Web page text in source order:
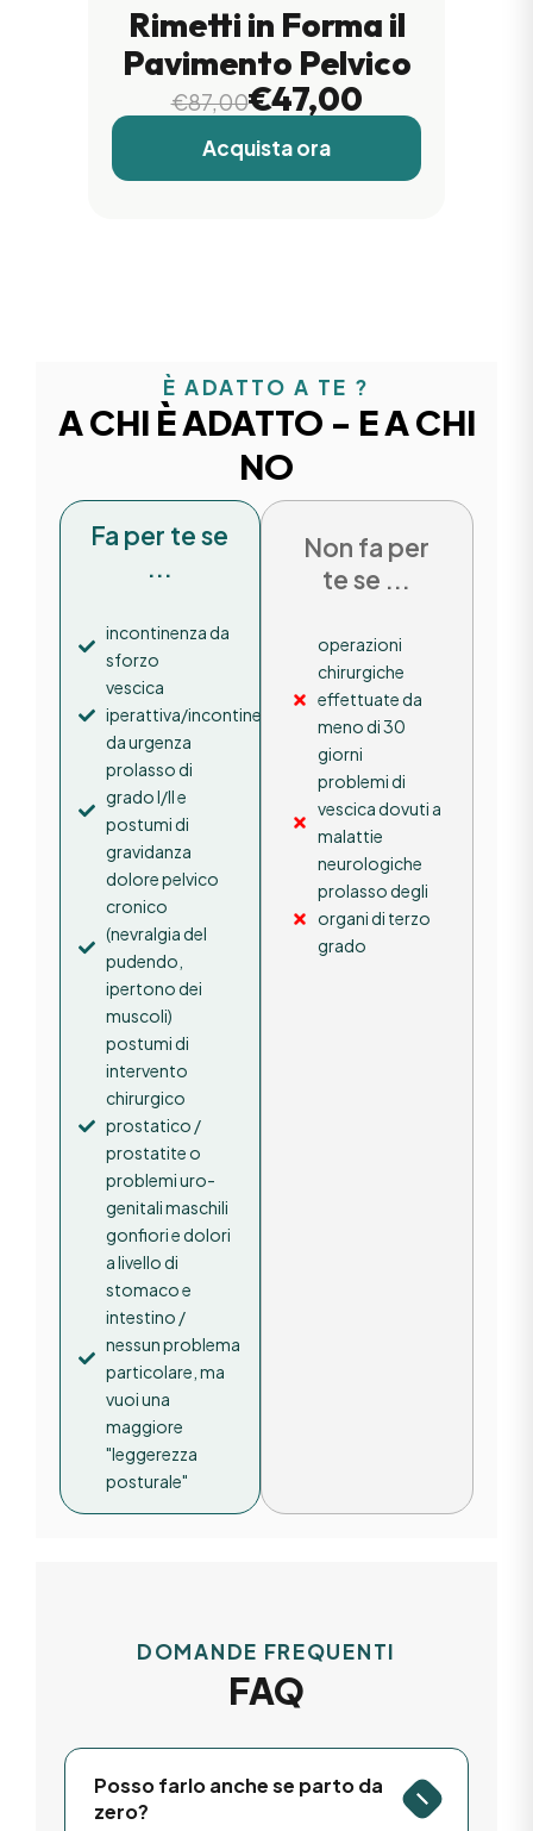
Rimetti in Forma il
Pavimento Pelvico
€87,00€47,00
Acquista ora
È ADATTO A TE ?
A CHI È ADATTO - E A CHI
NO
Fa per te se
...
incontinenza da
sforzo
vescica
iperattiva/incontinenza
da urgenza
prolasso di
grado I/II e
postumi di
gravidanza
dolore pelvico
cronico
(nevralgia del
pudendo,
ipertono dei
muscoli)
postumi di
intervento
chirurgico
prostatico /
prostatite o
problemi uro-
genitali maschili
gonfiori e dolori
a livello di
stomaco e
intestino /
nessun problema
particolare, ma
vuoi una
maggiore
"leggerezza
posturale"
Non fa per
te se ...
operazioni
chirurgiche
effettuate da
meno di 30
giorni
problemi di
vescica dovuti a
malattie
neurologiche
prolasso degli
organi di terzo
grado
DOMANDE FREQUENTI
FAQ
Posso farlo anche se parto da
zero?